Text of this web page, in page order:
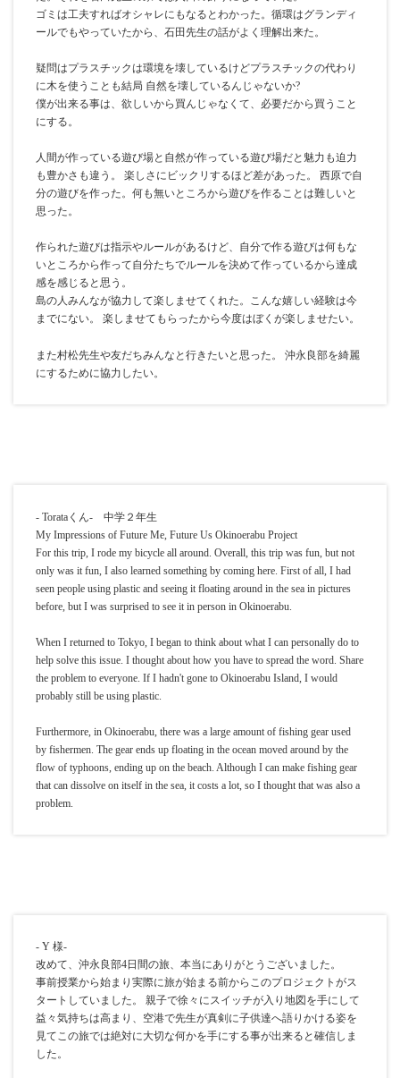
ゴミは工夫すればオシャレにもなるとわかった。循環はグランディ
ールでもやっていたから、石田先生の話がよく理解出来た。
疑問はプラスチックは環境を壊しているけどプラスチックの代わり
に木を使うことも結局 自然を壊しているんじゃないか?
僕が出来る事は、欲しいから買んじゃなくて、必要だから買うこと
にする。
人間が作っている遊び場と自然が作っている遊び場だと魅力も迫力
も豊かさも違う。 楽しさにビックリするほど差があった。 西原で自
分の遊びを作った。何も無いところから遊びを作ることは難しいと
思った。
作られた遊びは指示やルールがあるけど、自分で作る遊びは何もな
いところから作って自分たちでルールを決めて作っているから達成
感を感じると思う。
島の人みんなが協力して楽しませてくれた。こんな嬉しい経験は今
までにない。 楽しませてもらったから今度はぼくが楽しませたい。
また村松先生や友だちみんなと行きたいと思った。 沖永良部を綺麗
にするために協力したい。
- Torataくん- 中学２年生
My Impressions of Future Me, Future Us Okinoerabu Project
For this trip, I rode my bicycle all around. Overall, this trip was fun, but not
only was it fun, I also learned something by coming here. First of all, I had
seen people using plastic and seeing it floating around in the sea in pictures
before, but I was surprised to see it in person in Okinoerabu.
When I returned to Tokyo, I began to think about what I can personally do to
help solve this issue. I thought about how you have to spread the word. Share
the problem to everyone. If I hadn't gone to Okinoerabu Island, I would
probably still be using plastic.
Furthermore, in Okinoerabu, there was a large amount of fishing gear used
by fishermen. The gear ends up floating in the ocean moved around by the
flow of typhoons, ending up on the beach. Although I can make fishing gear
that can dissolve on itself in the sea, it costs a lot, so I thought that was also a
problem.
- Y 様-
改めて、沖永良部4日間の旅、本当にありがとうございました。
事前授業から始まり実際に旅が始まる前からこのプロジェクトがス
タートしていました。 親子で徐々にスイッチが入り地図を手にして
益々気持ちは高まり、空港で先生が真剣に子供達へ語りかける姿を
見てこの旅では絶対に大切な何かを手にする事が出来ると確信しま
した。